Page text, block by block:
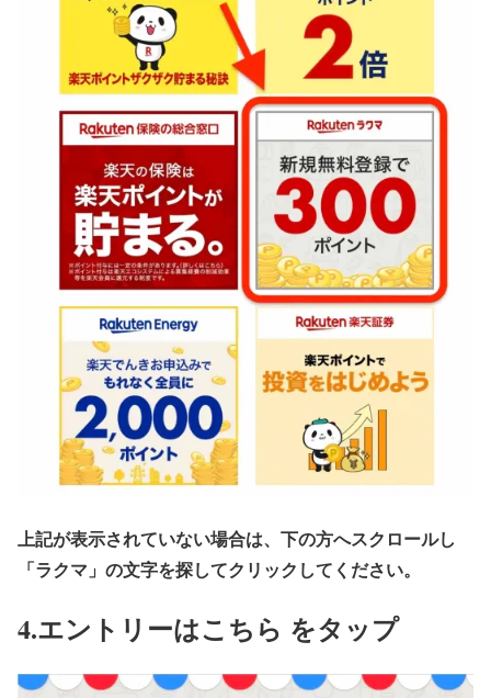
上記が表示されていない場合は、下の方へスクロールし
「ラクマ」の文字を探してクリックしてください。
4.エントリーはこちら をタップ